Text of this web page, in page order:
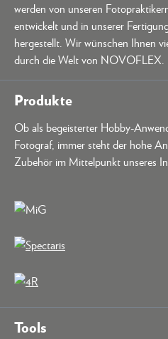
werden von unseren
entwickelt und in unserer
hergestellt. Wir wünschen Ihnen
durch die Welt von NOVOFLEX.
Produkte
Ob als begeisterter Hobby-
Fotograf, immer steht der hohe
Zubehör im Mittelpunkt unseres
Tools